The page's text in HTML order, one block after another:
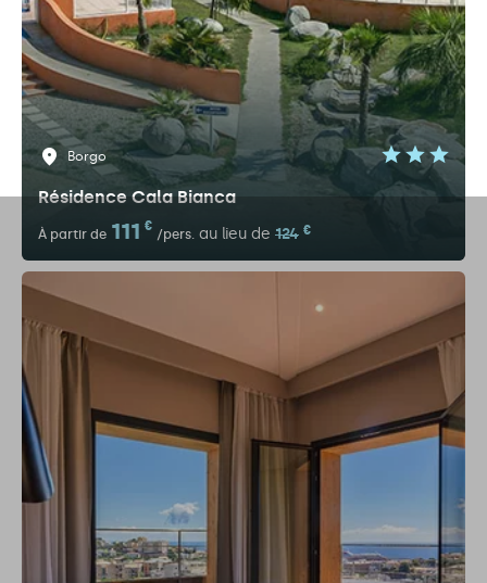
Borgo
Résidence Cala Bianca
À partir de 111 €
/pers. au lieu de 124 €